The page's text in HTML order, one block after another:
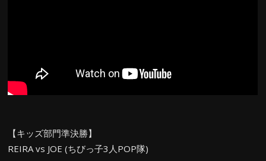
【キッズ部門準決勝】
REIRA vs JOE (ちびっ子3人POP隊)